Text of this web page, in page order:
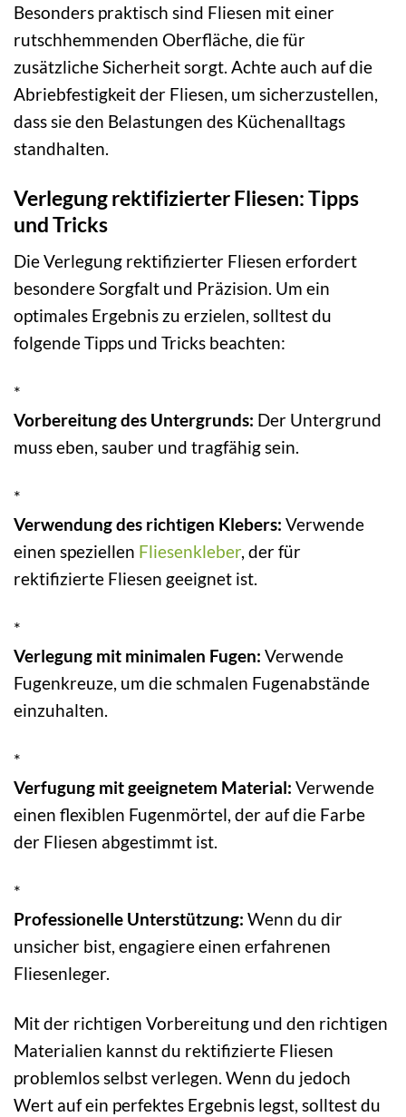
Besonders praktisch sind Fliesen mit einer
rutschhemmenden Oberfläche, die für
zusätzliche Sicherheit sorgt. Achte auch auf die
Abriebfestigkeit der Fliesen, um sicherzustellen,
dass sie den Belastungen des Küchenalltags
standhalten.
Verlegung rektifizierter Fliesen: Tipps
und Tricks
Die Verlegung rektifizierter Fliesen erfordert
besondere Sorgfalt und Präzision. Um ein
optimales Ergebnis zu erzielen, solltest du
folgende Tipps und Tricks beachten:
*
Vorbereitung des Untergrunds: Der Untergrund
muss eben, sauber und tragfähig sein.
*
Verwendung des richtigen Klebers: Verwende
einen speziellen Fliesenkleber, der für
rektifizierte Fliesen geeignet ist.
*
Verlegung mit minimalen Fugen: Verwende
Fugenkreuze, um die schmalen Fugenabstände
einzuhalten.
*
Verfugung mit geeignetem Material: Verwende
einen flexiblen Fugenmörtel, der auf die Farbe
der Fliesen abgestimmt ist.
*
Professionelle Unterstützung: Wenn du dir
unsicher bist, engagiere einen erfahrenen
Fliesenleger.
Mit der richtigen Vorbereitung und den richtigen
Materialien kannst du rektifizierte Fliesen
problemlos selbst verlegen. Wenn du jedoch
Wert auf ein perfektes Ergebnis legst, solltest du